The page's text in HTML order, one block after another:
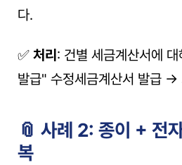
다.
✅ 처리 : 건별 세금계산서에
발급" 수정세금계산서 발급 →
📎 사례 2: 종이 + 전
복